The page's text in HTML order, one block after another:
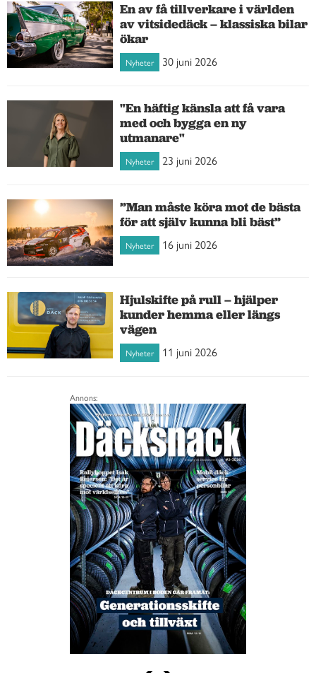
En av få tillverkare i världen
av vitsidedäck – klassiska bilar
ökar
Nyheter 30 juni 2026
"En häftig känsla att få vara
med och bygga en ny
utmanare"
Nyheter 23 juni 2026
”Man måste köra mot de bästa
för att själv kunna bli bäst”
Nyheter 16 juni 2026
Hjulskifte på rull – hjälper
kunder hemma eller längs
vägen
Nyheter 11 juni 2026
Annons: